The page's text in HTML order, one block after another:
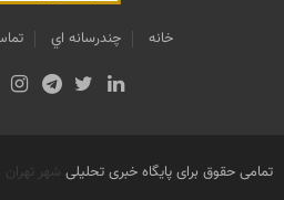
خانه چندرسانه اي
تمامی حقوق برای پایگاه خبری تحلیلی شهر تهران